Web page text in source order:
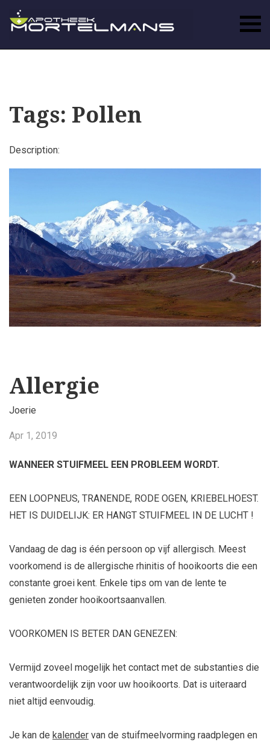
Tags: Pollen
Description:
Allergie
Joerie
Apr 1, 2019
WANNEER STUIFMEEL EEN PROBLEEM WORDT.
EEN LOOPNEUS, TRANENDE, RODE OGEN, KRIEBELHOEST.
HET IS DUIDELIJK: ER HANGT STUIFMEEL IN DE LUCHT !
Vandaag de dag is één persoon op vijf allergisch. Meest
voorkomend is de allergische rhinitis of hooikoorts die een
constante groei kent. Enkele tips om van de lente te
genieten zonder hooikoortsaanvallen.
VOORKOMEN IS BETER DAN GENEZEN:
Vermijd zoveel mogelijk het contact met de substanties die
verantwoordelijk zijn voor uw hooikoorts. Dat is uiteraard
niet altijd eenvoudig.
Je kan de kalender van de stuifmeelvorming raadplegen en